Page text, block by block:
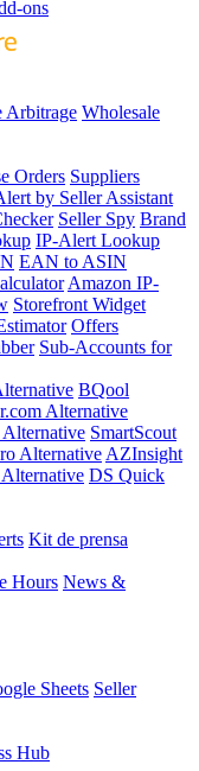
Arbitrage Wholesale
Orders Suppliers
by Seller Assistant
Seller Spy Brand
IP-Alert Lookup
EAN to ASIN
Amazon IP-
Storefront Widget
Offers
Sub-Accounts for
BQool
Alternative
SmartScout
Alternative AZInsight
DS Quick
Kit de prensa
Hours News &
Sheets Seller
Hub